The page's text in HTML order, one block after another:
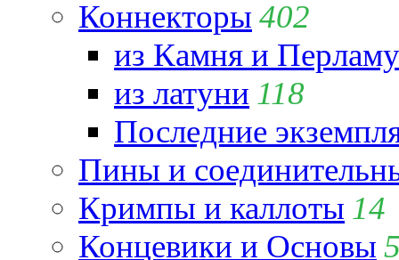
Коннекторы 402
из Камня и
из латуни 118
Последние
Пины и
Кримпы и каллоты 14
Концевики и Основы